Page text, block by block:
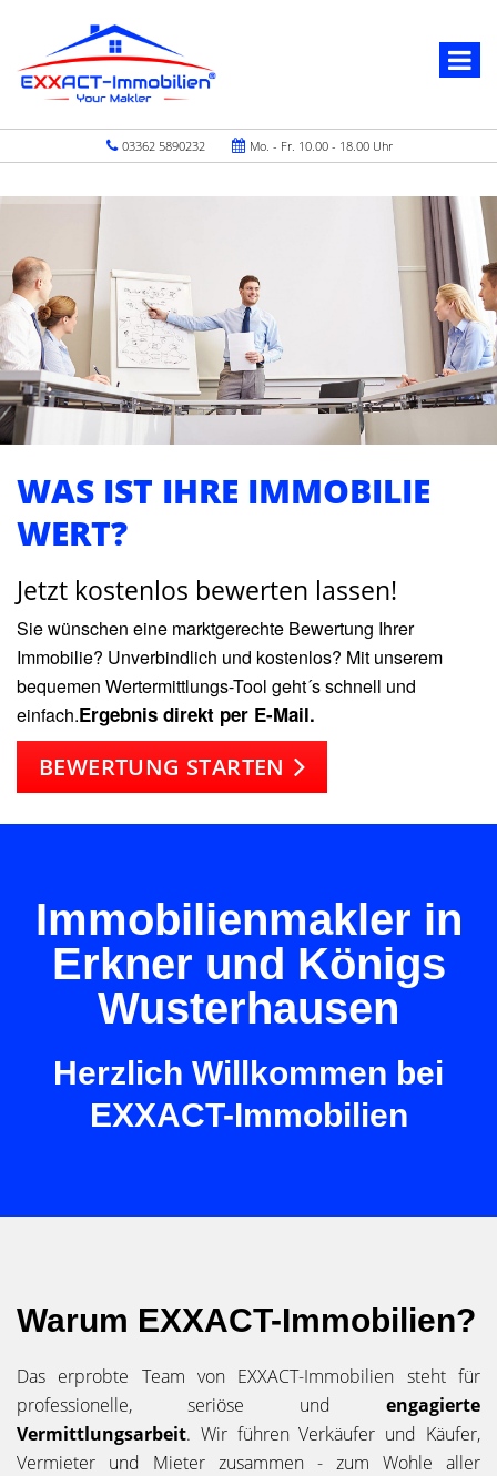
03362 5890232 Mo. - Fr. 10.00 - 18.00 Uhr
WAS IST IHRE IMMOBILIE
WERT?
Jetzt kostenlos bewerten lassen!
Sie wünschen eine marktgerechte Bewertung Ihrer
Immobilie? Unverbindlich und kostenlos? Mit unserem
bequemen Wertermittlungs-Tool geht´s schnell und
einfach.Ergebnis direkt per E-Mail.
BEWERTUNG STARTEN
Immobilienmakler in
Erkner und Königs
Wusterhausen
Herzlich Willkommen bei
EXXACT-Immobilien
Warum EXXACT-Immobilien?
Das erprobte Team von EXXACT-Immobilien steht für
professionelle, seriöse und engagierte
Vermittlungsarbeit. Wir führen Verkäufer und Käufer,
Vermieter und Mieter zusammen - zum Wohle aller